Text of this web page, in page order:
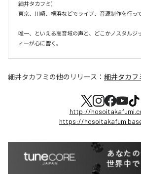
細井タカフミ)
東京、川崎、横浜などでライブ、音源制作を行って
唯一、といえる高音域の声と、どこかノスタルジ
ィーが心に響く。
細井タカフミの他のリリース： 細井タカフ
http://
https://